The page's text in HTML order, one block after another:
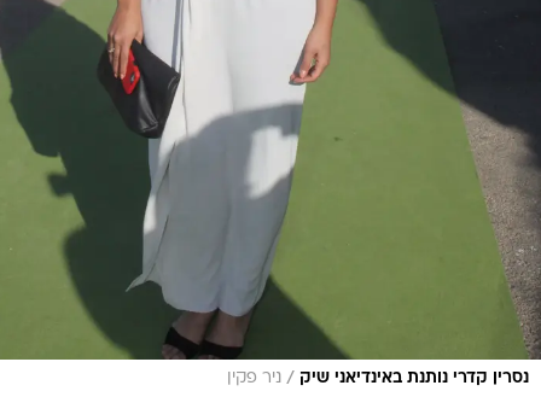
נסרין קדרי נותנת באינדיאני שיק / ניר פקין